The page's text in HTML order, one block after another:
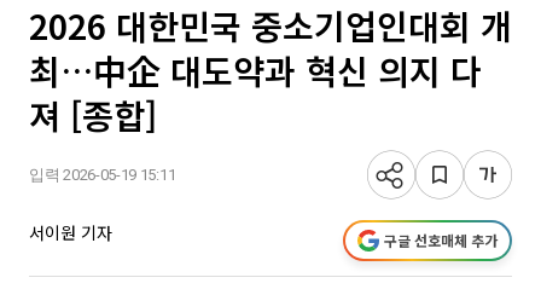
2026 대한민국 중소기업인대회 개
최…中企 대도약과 혁신 의지 다
져 [종합]
입력 2026-05-19 15:11
서이원 기자 구글 선호매체 추가